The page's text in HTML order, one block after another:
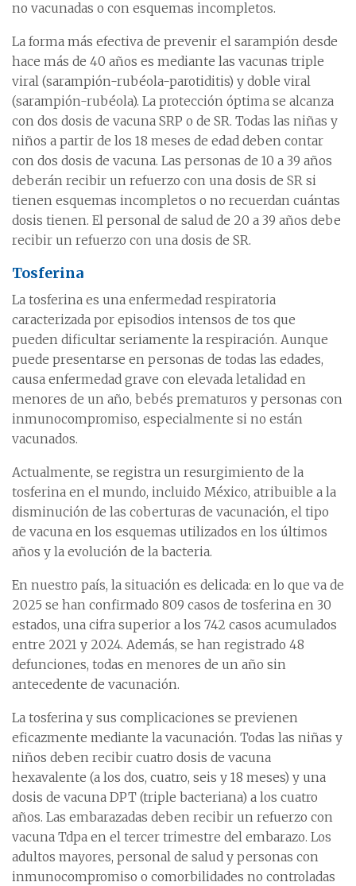
no vacunadas o con esquemas incompletos.
La forma más efectiva de prevenir el sarampión desde
hace más de 40 años es mediante las vacunas triple
viral (sarampión-rubéola-parotiditis) y doble viral
(sarampión-rubéola). La protección óptima se alcanza
con dos dosis de vacuna SRP o de SR. Todas las niñas y
niños a partir de los 18 meses de edad deben contar
con dos dosis de vacuna. Las personas de 10 a 39 años
deberán recibir un refuerzo con una dosis de SR si
tienen esquemas incompletos o no recuerdan cuántas
dosis tienen. El personal de salud de 20 a 39 años debe
recibir un refuerzo con una dosis de SR.
Tosferina
La tosferina es una enfermedad respiratoria
caracterizada por episodios intensos de tos que
pueden dificultar seriamente la respiración. Aunque
puede presentarse en personas de todas las edades,
causa enfermedad grave con elevada letalidad en
menores de un año, bebés prematuros y personas con
inmunocompromiso, especialmente si no están
vacunados.
Actualmente, se registra un resurgimiento de la
tosferina en el mundo, incluido México, atribuible a la
disminución de las coberturas de vacunación, el tipo
de vacuna en los esquemas utilizados en los últimos
años y la evolución de la bacteria.
En nuestro país, la situación es delicada: en lo que va de
2025 se han confirmado 809 casos de tosferina en 30
estados, una cifra superior a los 742 casos acumulados
entre 2021 y 2024. Además, se han registrado 48
defunciones, todas en menores de un año sin
antecedente de vacunación.
La tosferina y sus complicaciones se previenen
eficazmente mediante la vacunación. Todas las niñas y
niños deben recibir cuatro dosis de vacuna
hexavalente (a los dos, cuatro, seis y 18 meses) y una
dosis de vacuna DPT (triple bacteriana) a los cuatro
años. Las embarazadas deben recibir un refuerzo con
vacuna Tdpa en el tercer trimestre del embarazo. Los
adultos mayores, personal de salud y personas con
inmunocompromiso o comorbilidades no controladas